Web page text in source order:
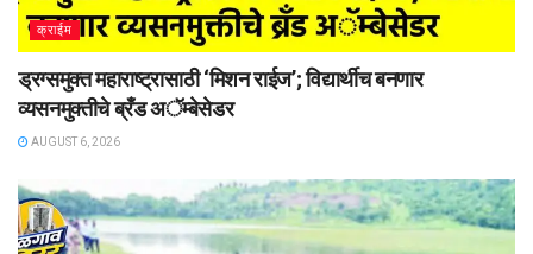
क्राईम
ड्रग्समुक्त महाराष्ट्रासाठी ‘मिशन राईज’; विद्यार्थीच बनणार
व्यसनमुक्तीचे ब्रँड अॅम्बेसेडर
AUGUST 6, 2026